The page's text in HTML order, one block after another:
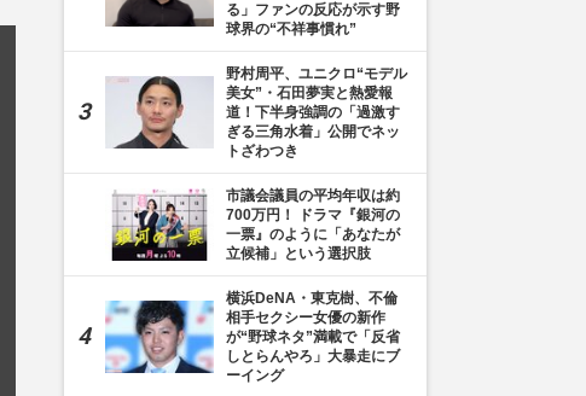
る」ファンの反応が示す野
球界の“不祥事慣れ”
野村周平、ユニクロ“モデル
美女”・石田夢実と熱愛報
道！下半身強調の「過激す
ぎる三角水着」公開でネッ
トざわつき
市議会議員の平均年収は約
700万円！ ドラマ『銀河の
一票』のように「あなたが
立候補」という選択肢
横浜DeNA・東克樹、不倫
相手セクシー女優の新作
が“野球ネタ”満載で「反省
しとらんやろ」大暴走にブ
ーイング